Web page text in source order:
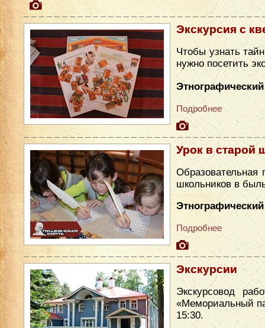
Экскурсия с
Чтобы узнать
нужно посетить
Подробнее
Урок в старой
школьников в
Подробнее
Экскурсии
Экскурсовод
«Мемориальный
15:30.